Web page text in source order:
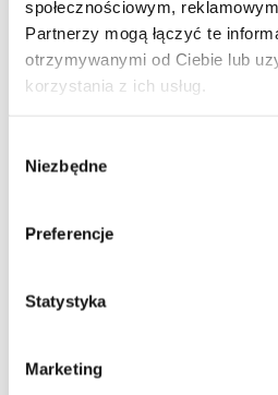
społecznościowym,
Partnerzy mogą łączyć te
otrzymywanymi od Ciebie lub
korzystania z ich usług.
zgody
Niezbędne
Preferencje
Statystyka
Marketing